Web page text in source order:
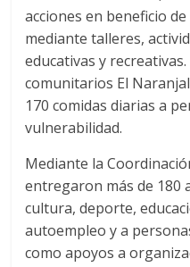
acciones en beneficio
mediante talleres,
educativas y
comunitarios El
170 comidas diarias a
vulnerabilidad.
Mediante la
entregaron más de 180
cultura, deporte,
autoempleo y a
como apoyos a